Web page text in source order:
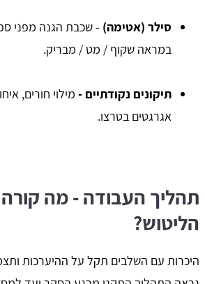
סילר (אטימה) - שכבת הגנה מפני
במראה שקוף / מט / מבריק.
תיקונים נקודתיים - מילוי חורים,
אגרגטים בטרצו.
תהליך העבודה - מה קורה
הליטוש?
היכרות עם השלבים תקל על ההיערכות